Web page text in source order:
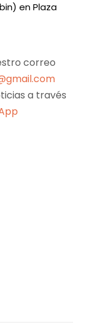
en Plaza
correo
a través